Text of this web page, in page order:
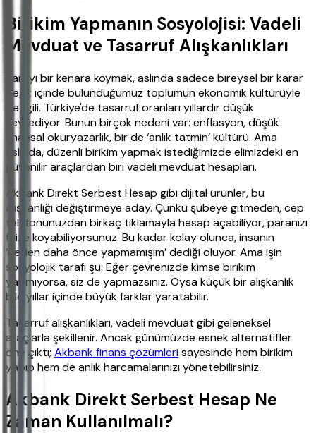
Birikim Yapmanın Sosyolojisi: Vadeli
Mevduat ve Tasarruf Alışkanlıkları
Parayı bir kenara koymak, aslında sadece bireysel bir karar
değil; içinde bulunduğumuz toplumun ekonomik kültürüyle
de ilgili. Türkiye'de tasarruf oranları yıllardır düşük
seyrediyor. Bunun birçok nedeni var: enflasyon, düşük
finansal okuryazarlık, bir de ‘anlık tatmin’ kültürü. Ama
aslında, düzenli birikim yapmak istediğimizde elimizdeki en
güvenilir araçlardan biri vadeli mevduat hesapları.
Akbank Direkt Serbest Hesap gibi dijital ürünler, bu
alışkanlığı değiştirmeye aday. Çünkü şubeye gitmeden, cep
telefonunuzdan birkaç tıklamayla hesap açabiliyor, paranızı
faize koyabiliyorsunuz. Bu kadar kolay olunca, insanın
‘neden daha önce yapmamışım’ dediği oluyor. Ama işin
sosyolojik tarafı şu: Eğer çevrenizde kimse birikim
yapmıyorsa, siz de yapmazsınız. Oysa küçük bir alışkanlık
bile yıllar içinde büyük farklar yaratabilir.
Tasarruf alışkanlıkları, vadeli mevduat gibi geleneksel
araçlarla şekillenir. Ancak günümüzde esnek alternatifler
öne çıktı; Akbank finans çözümlerisayesinde hem birikim
yapıp hem de anlık harcamalarınızı yönetebilirsiniz.
Akbank Direkt Serbest Hesap Ne
Zaman Kullanılmalı?